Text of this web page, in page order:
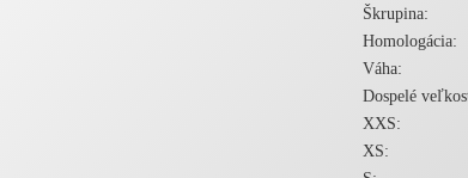
Škrupina:
Homologácia:
Váha:
Dospelé
XXS:
XS: